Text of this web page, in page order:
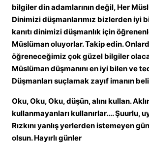
bilgiler din adamlarının değil, Her
Dinimizi düşmanlarımız bizlerden iyi
kanıtı dinimizi düşmanlık için
Müslüman oluyorlar. Takip edin.
öğreneceğimiz çok güzel bilgiler
Müslüman düşmanını en iyi bilen ve
Düşmanları suçlamak zayıf imanın
Oku, Oku, Oku, düşün, alını kullan.
kullanmayanları kullanırlar.... Şuurlu,
Rızkını yanlış yerlerden istemeyen
olsun. Hayırlı günler